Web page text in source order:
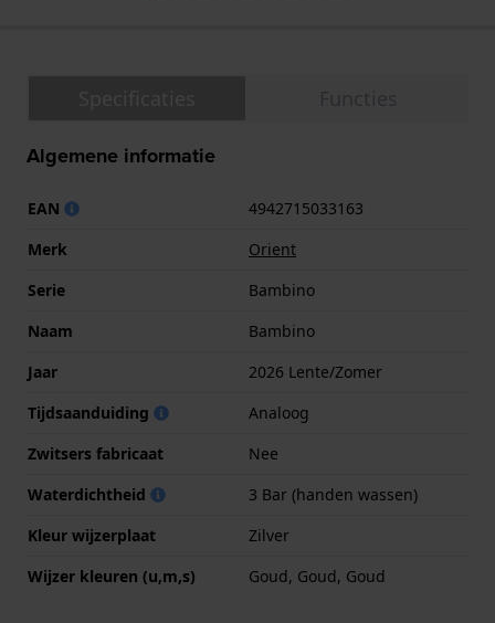
Algemene informatie
EAN
4942715033163
Merk
Orient
Serie
Bambino
Naam
Bambino
Jaar
2026 Lente/Zomer
Tijdsaanduiding
Analoog
Zwitsers fabricaat
Nee
Waterdichtheid
3 Bar (handen wassen)
Kleur wijzerplaat
Zilver
Wijzer kleuren (u,m,s)
Goud, Goud, Goud